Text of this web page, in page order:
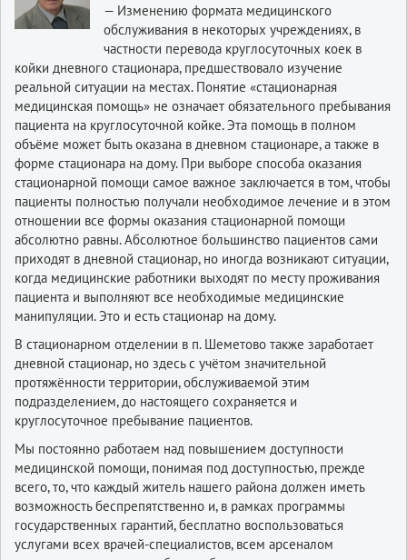
— Изменению формата медицинского
обслуживания в некоторых учреждениях, в
частности перевода круглосуточных коек в
койки дневного стационара, предшествовало изучение
реальной ситуации на местах. Понятие «стационарная
медицинская помощь» не означает обязательного пребывания
пациента на круглосуточной койке. Эта помощь в полном
объёме может быть оказана в дневном стационаре, а также в
форме стационара на дому. При выборе способа оказания
стационарной помощи самое важное заключается в том, чтобы
пациенты полностью получали необходимое лечение и в этом
отношении все формы оказания стационарной помощи
абсолютно равны. Абсолютное большинство пациентов сами
приходят в дневной стационар, но иногда возникают ситуации,
когда медицинские работники выходят по месту проживания
пациента и выполняют все необходимые медицинские
манипуляции. Это и есть стационар на дому.
В стационарном отделении в п. Шеметово также заработает
дневной стационар, но здесь с учётом значительной
протяжённости территории, обслуживаемой этим
подразделением, до настоящего со­храняется и
круглосуточное пребывание пациентов.
Мы постоянно работаем над повышением доступности
медицинской помощи, понимая под доступностью, прежде
всего, то, что каждый житель нашего района должен иметь
возможность беспрепятственно и, в рамках программы
государственных гарантий, бесплатно воспользоваться
услугами всех врачей-специалистов, всем арсеналом